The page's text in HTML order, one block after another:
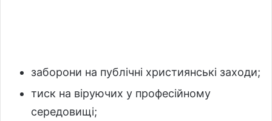
заборони на публічні християнські заходи;
тиск на віруючих у професійному
середовищі;